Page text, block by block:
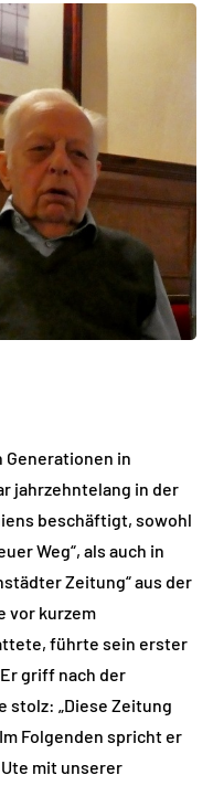
Generationen in
jahrzehntelang in der
beschäftigt, sowohl
Weg“, als auch in
Zeitung“ aus der
vor kurzem
führte sein erster
griff nach der
stolz: „Diese Zeitung
Folgenden spricht er
mit unserer